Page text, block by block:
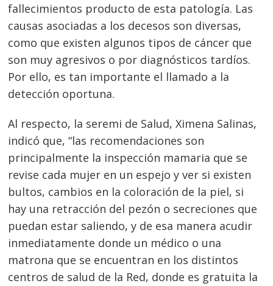
fallecimientos producto de esta patología. Las
causas asociadas a los decesos son diversas,
como que existen algunos tipos de cáncer que
son muy agresivos o por diagnósticos tardíos.
Por ello, es tan importante el llamado a la
detección oportuna.
Al respecto, la seremi de Salud, Ximena Salinas,
indicó que, “las recomendaciones son
principalmente la inspección mamaria que se
revise cada mujer en un espejo y ver si existen
bultos, cambios en la coloración de la piel, si
hay una retracción del pezón o secreciones que
puedan estar saliendo, y de esa manera acudir
inmediatamente donde un médico o una
matrona que se encuentran en los distintos
centros de salud de la Red, donde es gratuita la